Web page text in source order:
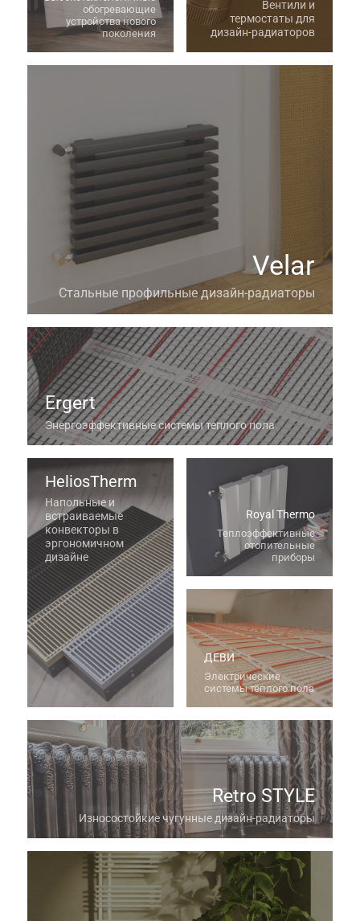
Вентили и
термостаты для
дизайн-радиаторов
Velar
Стальные профильные дизайн-радиаторы
Ergert
Энергоэффективные системы теплого пола
HeliosTherm
Напольные и
встраиваемые
конвекторы в
эргономичном
дизайне
обогревающие
устройства нового
поколения
Retro STYLE
Износостойкие чугунные дизайн-радиаторы
Royal Thermo
Теплоэффективные
отопительные
приборы
ДЕВИ
Электрические
системы тёплого пола